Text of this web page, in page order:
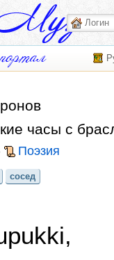
часы с
Поэзия
сосед